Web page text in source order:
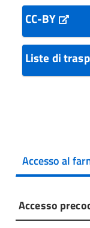
CC-BY
Liste di
Accesso al
Accesso